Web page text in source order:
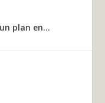
plan en...